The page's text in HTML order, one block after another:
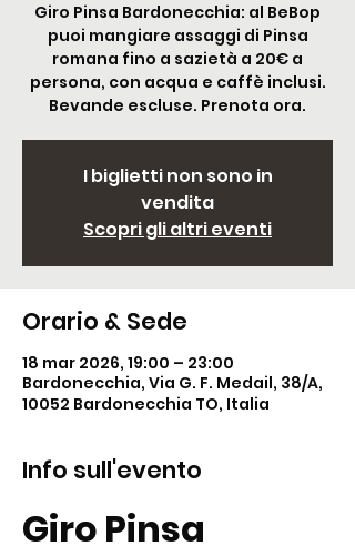
Giro Pinsa Bardonecchia: al BeBop
puoi mangiare assaggi di Pinsa
romana fino a sazietà a 20€ a
persona, con acqua e caffè inclusi.
Bevande escluse. Prenota ora.
I biglietti non sono in
vendita
Scopri gli altri eventi
Orario & Sede
18 mar 2026, 19:00 – 23:00
Bardonecchia, Via G. F. Medail, 38/A,
10052 Bardonecchia TO, Italia
Info sull'evento
Giro Pinsa